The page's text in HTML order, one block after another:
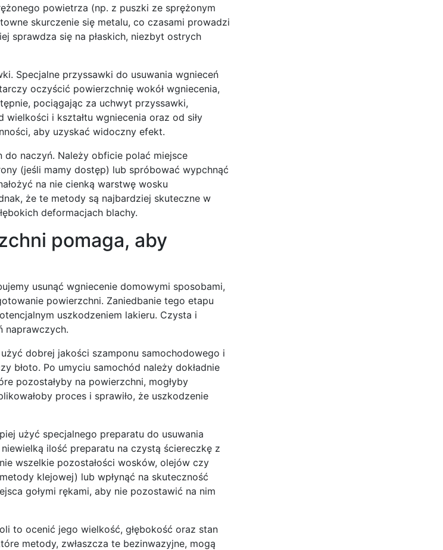
powietrza (np. z puszki ze sprężonym
skurczenie się metalu, co czasami prowadzi
sprawdza się na płaskich, niezbyt ostrych
Specjalne przyssawki do usuwania wgnieceń
oczyścić powierzchnię wokół wgniecenia,
pociągając za uchwyt przyssawki,
i kształtu wgniecenia oraz od siły
aby uzyskać widoczny efekt.
do naczyń. Należy obficie polać miejsce
(jeśli mamy dostęp) lub spróbować wypchnąć
na nie cienką warstwę wosku
że te metody są najbardziej skuteczne w
deformacjach blachy.
pomaga, aby
usunąć wgniecenie domowymi sposobami,
powierzchni. Zaniedbanie tego etapu
uszkodzeniem lakieru. Czysta i
naprawczych.
dobrej jakości szamponu samochodowego i
błoto. Po umyciu samochód należy dokładnie
pozostałyby na powierzchni, mogłyby
proces i sprawiło, że uszkodzenie
użyć specjalnego preparatu do usuwania
ilość preparatu na czystą ściereczkę z
wszelkie pozostałości wosków, olejów czy
klejowej) lub wpłynąć na skuteczność
gołymi rękami, aby nie pozostawić na nim
to ocenić jego wielkość, głębokość oraz stan
metody, zwłaszcza te bezinwazyjne, mogą